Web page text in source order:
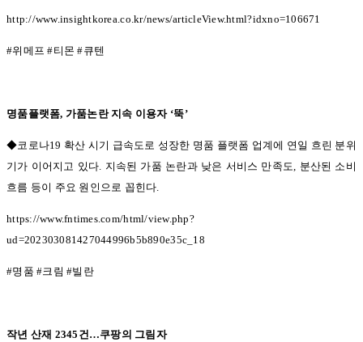
http://www.insightkorea.co.kr/news/articleView.html?idxno=106671
#위메프#티몬#큐텐
명품플랫폼, 가품논란 지속 이용자 ‘뚝’
◆코로나19 확산 시기 급속도로 성장한 명품 플랫폼 업계에 연일 흐린 분위
기가 이어지고 있다. 지속된 가품 논란과 낮은 서비스 만족도, 분산된 소비
흐름 등이 주요 원인으로 꼽힌다.
https://www.fntimes.com/html/view.php?
ud=202303081427044996b5b890e35c_18
#명품#크림#빌란
작년 산재 2345 건…쿠팡의 그림자